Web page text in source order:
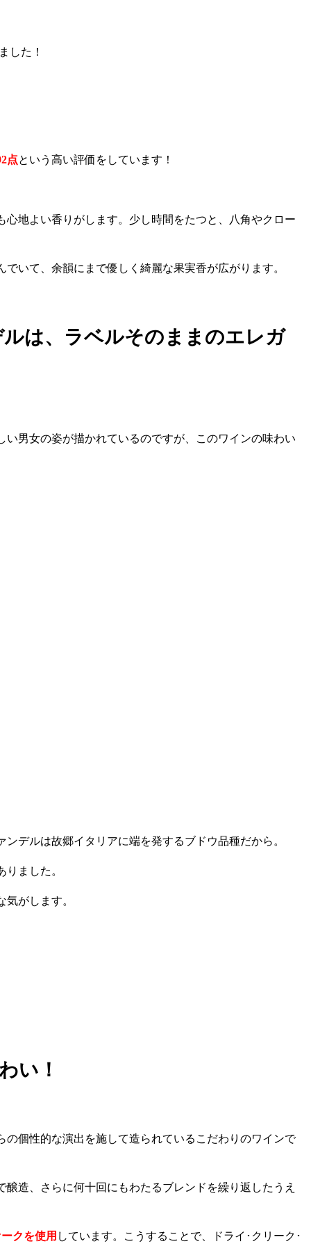
した！
点という高い評価をしています！
地よい香りがします。少し時間をたつと、八角やクロー
いて、余韻にまで優しく綺麗な果実香が広がります。
は、ラベルそのままのエレガ
男女の姿が描かれているのですが、このワインの味わい
デルは故郷イタリアに端を発するブドウ品種だから。
ました。
がします。
い！
個性的な演出を施して造られているこだわりのワインで
造、さらに何十回にもわたるブレンドを繰り返したうえ
クを使用 しています。こうすることで、ドライ･クリーク･